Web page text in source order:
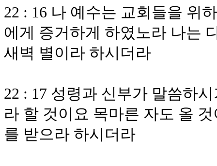
22 : 16 나 예수는 교회들을 위
에게 증거하게 하였노라 나는
새벽 별이라 하시더라
22 : 17 성령과 신부가 말씀하
라 할 것이요 목마른 자도 올
를 받으라 하시더라